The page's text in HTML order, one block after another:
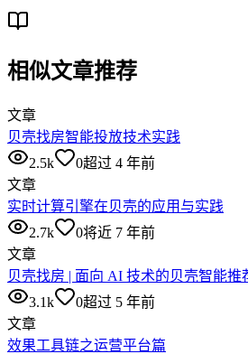
相似文章推荐
文章
贝壳找房智能投放技术实践
2.5k
0超过 4 年前
文章
实时计算引擎在贝壳的应用与实践
2.7k
0将近 7 年前
文章
贝壳找房 | 面向 AI 技术的贝壳智能推
3.1k
0超过 5 年前
文章
效果工具链之运营平台篇